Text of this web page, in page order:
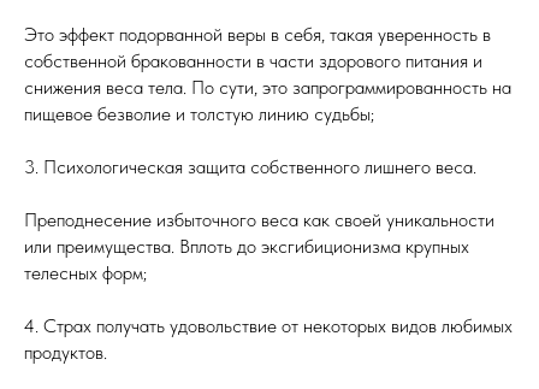
Это эффект подорванной веры в себя, такая уверенность в
собственной бракованности в части здорового питания и
снижения веса тела. По сути, это запрограммированность на
пищевое безволие и толстую линию судьбы;
3. Психологическая защита собственного лишнего веса.
Преподнесение избыточного веса как своей уникальности
или преимущества. Вплоть до эксгибиционизма крупных
телесных форм;
4. Страх получать удовольствие от некоторых видов любимых
продуктов.